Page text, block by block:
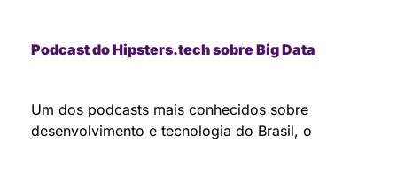
Podcast do Hipsters.tech sobre Big Data
Um dos podcasts mais conhecidos sobre
desenvolvimento e tecnologia do Brasil, o